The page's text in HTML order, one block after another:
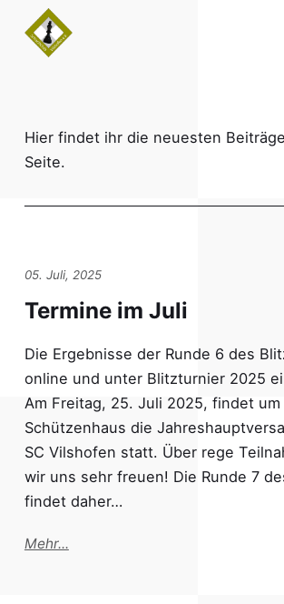
Hier findet ihr die neuesten
Seite.
05. Juli, 2025
Termine im Juli
Die Ergebnisse der Runde 6 des
online und unter Blitzturnier 2025
Am Freitag, 25. Juli 2025, findet um
Schützenhaus die
SC Vilshofen statt. Über rege
wir uns sehr freuen! Die Runde 7
findet daher…
Mehr...
♛ Schachabend
♟︎Datenschutzerklärung